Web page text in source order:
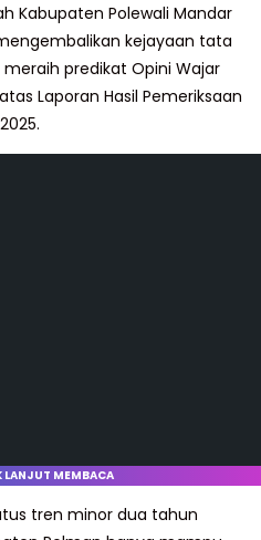
Kabupaten Polewali Mandar
kejayaan tata
predikat Opini Wajar
Laporan Hasil Pemeriksaan
LANJUT MEMBACA
tren minor dua tahun